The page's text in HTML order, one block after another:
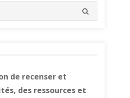
de recenser et
des ressources et